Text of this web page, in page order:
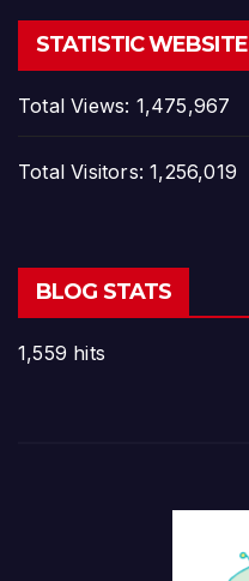
STATISTIC WEBSITE
Total Views: 1,475,967
Total Visitors:1,256,019
BLOG STATS
1,559 hits